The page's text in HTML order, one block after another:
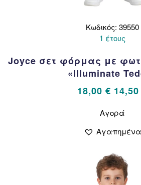
Κωδικός: 39550
1 έτους
Joyce σετ φόρμας με
«Illuminate
18,00€
was:
18,00
14,50
Αγορά
έχει
Οι
Αγαπημένα